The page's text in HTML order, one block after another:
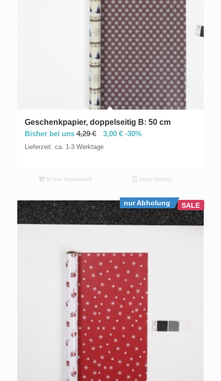
Geschenkpapier, doppelseitig B: 50 cm
Bisher bei uns 4,29€ 3,00 €-30%
Lieferzeit: ca. 1-3 Werktage
In den Warenkorb Zeige Details
nur Abholung SALE